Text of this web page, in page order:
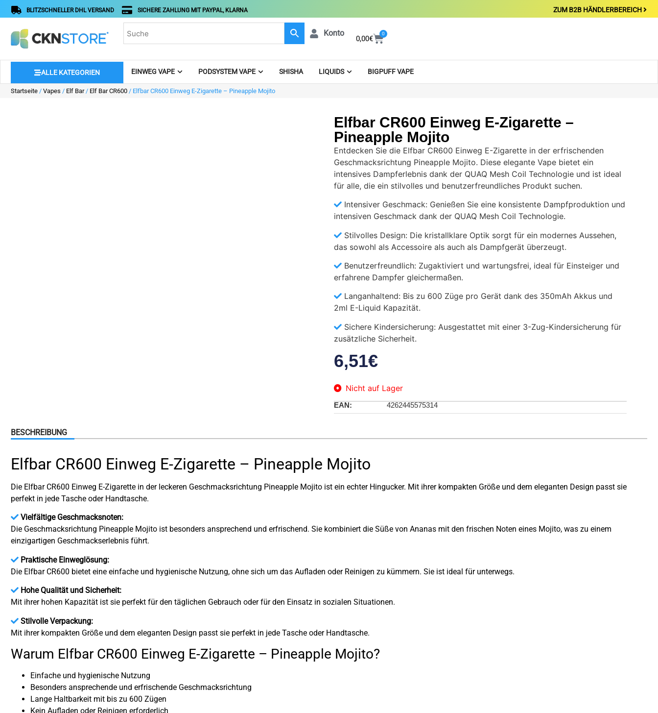
ZUM B2B HÄNDLERBEREICH
BLITZSCHNELLER DHL VERSAND SICHERE ZAHLUNG MIT PAYPAL, KLARNA
Konto
0,00€
0
ALLE KATEGORIEN EINWEG VAPE PODSYSTEM VAPE SHISHA LIQUIDS BIGPUFF VAPE
Startseite / Vapes / Elf Bar/ Elf Bar CR600 / Elfbar CR600 Einweg E-Zigarette – Pineapple Mojito
Elfbar CR600 Einweg E-Zigarette –
Pineapple Mojito
Entdecken Sie die Elfbar CR600 Einweg E-Zigarette in der erfrischenden
Geschmacksrichtung Pineapple Mojito. Diese elegante Vape bietet ein
intensives Dampferlebnis dank der QUAQ Mesh Coil Technologie und ist ideal
für alle, die ein stilvolles und benutzerfreundliches Produkt suchen.
Intensiver Geschmack: Genießen Sie eine konsistente Dampfproduktion und
intensiven Geschmack dank der QUAQ Mesh Coil Technologie.
Stilvolles Design: Die kristallklare Optik sorgt für ein modernes Aussehen,
das sowohl als Accessoire als auch als Dampfgerät überzeugt.
Benutzerfreundlich: Zugaktiviert und wartungsfrei, ideal für Einsteiger und
erfahrene Dampfer gleichermaßen.
Langanhaltend: Bis zu 600 Züge pro Gerät dank des 350mAh Akkus und
2ml E-Liquid Kapazität.
Sichere Kindersicherung: Ausgestattet mit einer 3-Zug-Kindersicherung für
zusätzliche Sicherheit.
6,51€
Nicht auf Lager
EAN: 4262445575314
BESCHREIBUNG
Elfbar CR600 Einweg E-Zigarette – Pineapple Mojito
Die Elfbar CR600 Einweg E-Zigarette in der leckeren Geschmacksrichtung Pineapple Mojito ist ein echter Hingucker. Mit ihrer kompakten Größe und dem eleganten Design passt sie
perfekt in jede Tasche oder Handtasche.
Vielfältige Geschmacksnoten:
Die Geschmacksrichtung Pineapple Mojito ist besonders ansprechend und erfrischend. Sie kombiniert die Süße von Ananas mit den frischen Noten eines Mojito, was zu einem
einzigartigen Geschmackserlebnis führt.
Praktische Einweglösung:
Die Elfbar CR600 bietet eine einfache und hygienische Nutzung, ohne sich um das Aufladen oder Reinigen zu kümmern. Sie ist ideal für unterwegs.
Hohe Qualität und Sicherheit:
Mit ihrer hohen Kapazität ist sie perfekt für den täglichen Gebrauch oder für den Einsatz in sozialen Situationen.
Stilvolle Verpackung:
Mit ihrer kompakten Größe und dem eleganten Design passt sie perfekt in jede Tasche oder Handtasche.
Warum Elfbar CR600 Einweg E-Zigarette – Pineapple Mojito?
Einfache und hygienische Nutzung
Besonders ansprechende und erfrischende Geschmacksrichtung
Lange Haltbarkeit mit bis zu 600 Zügen
Kein Aufladen oder Reinigen erforderlich